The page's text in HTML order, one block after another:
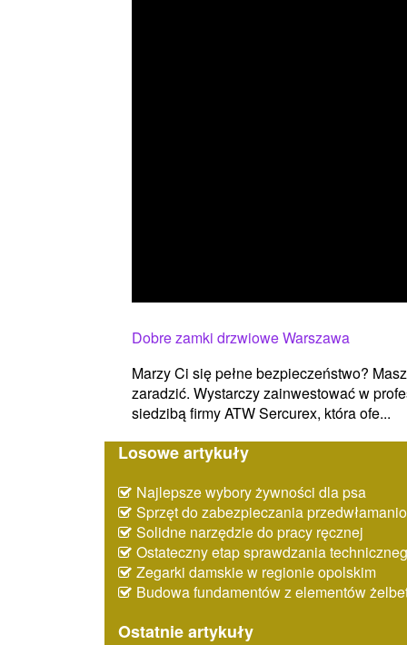
Dobre zamki drzwiowe Warszawa
Marzy Ci się pełne bezpieczeństwo?
zaradzić. Wystarczy zainwestować w
siedzibą firmy ATW Sercurex, która ofe...
Losowe artykuły
Najlepsze wybory żywności dla psa
Sprzęt do zabezpieczania
Solidne narzędzie do pracy ręcznej
Ostateczny etap sprawdzania
Zegarki damskie w regionie opolskim
Budowa fundamentów z elementów
Ostatnie artykuły